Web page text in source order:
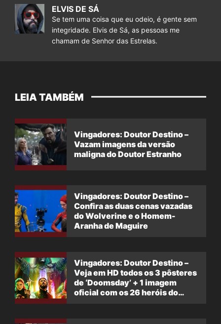
ELVIS DE SÁ
Se tem uma coisa que eu odeio, é gente sem
integridade. Elvis de Sá, as pessoas me
chamam de Senhor das Estrelas.
LEIA TAMBÉM
Vingadores: Doutor Destino –
Vazam imagens da versão
maligna do Doutor Estranho
Vingadores: Doutor Destino –
Confira as duas cenas vazadas
do Wolverine e o Homem-
Aranha de Maguire
Vingadores: Doutor Destino –
Veja em HD todos os 3 pôsteres
de ‘Doomsday’ + 1 imagem
oficial com os 26 heróis do